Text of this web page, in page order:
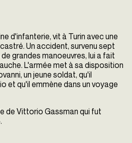
d'infanterie, vit à Turin avec une
Un accident, survenu sept
grandes manoeuvres, lui a fait
L'armée met à sa disposition
un jeune soldat, qu'il
et qu'il emmène dans un voyage
de Vittorio Gassman qui fut